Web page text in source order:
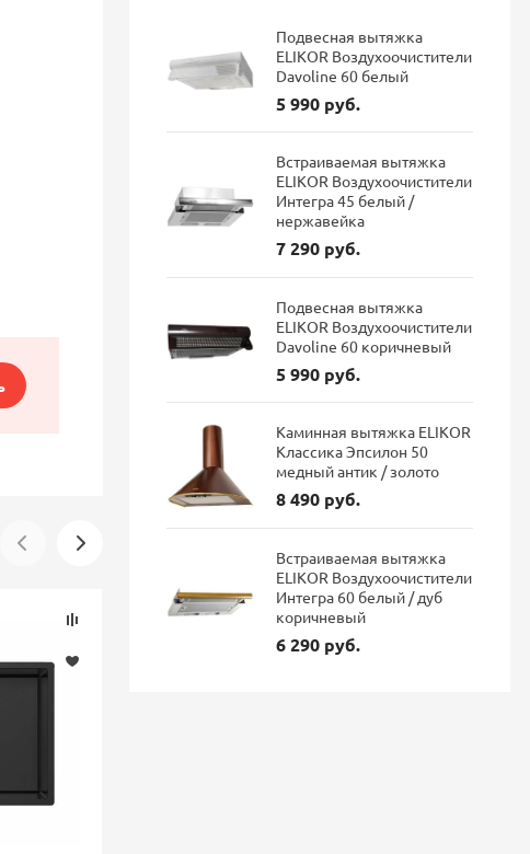
Скидка
Подвесная вытяжка
ELIKOR Воздухоочистители
Davoline 60 белый
5 990 руб.
Встраиваемая вытяжка
ELIKOR Воздухоочистители
Интегра 45 белый /
нержавейка
7 290 руб.
Подвесная вытяжка
ELIKOR Воздухоочистители
Davoline 60 коричневый
5 990 руб.
Каминная вытяжка ELIKOR
Классика Эпсилон 50
медный антик / золото
8 490 руб.
Встраиваемая вытяжка
ELIKOR Воздухоочистители
Интегра 60 белый / дуб
коричневый
6 290 руб.